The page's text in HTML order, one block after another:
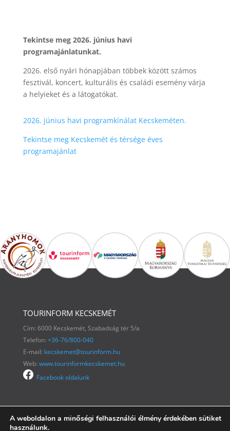
Tekintse meg 2026. június havi
programajánlatunkat.
2026. első nyári hónapjában többek között számos
fesztivál, koncert, kulturális és családi esemény várja
a helyieket és a látogatókat.
2026. június havi programkínálat Kecskeméten.
Tekintse meg Kecskemét és térsége éves
programajánlat
TOURINFORM KECSKEMÉT
Cím: 6000 Kecskemét, Szabadság tér 5/a
Telefon: +36-76/800-040
E-mail: kecskemet@tourinform.hu
Web: www.tourinformkecskemet.hu
Facebook oldalunk
A weboldalon a minőségi felhasználói élmény érdekében sütiket
használunk.